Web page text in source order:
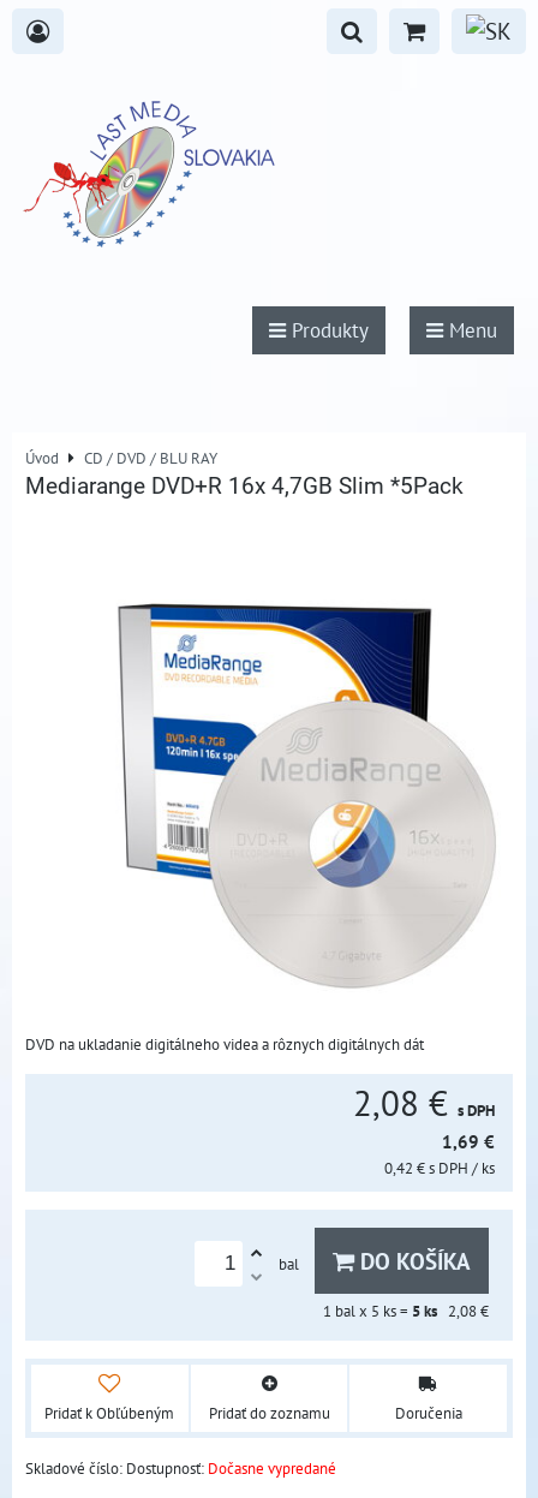
Produkty Menu
Úvod CD / DVD / BLU RAY
Mediarange DVD+R 16x 4,7GB Slim *5Pack
DVD na ukladanie digitálneho videa a rôznych digitálnych dát
2,08 € s DPH
1,69 €
0,42 €s DPH / ks
bal DO KOŠÍKA
1 bal x 5 ks = 5ks 2,08 €
Pridať k Obľúbeným Pridať do zoznamu Doručenia
Skladové číslo: Dostupnosť: Dočasne vypredané